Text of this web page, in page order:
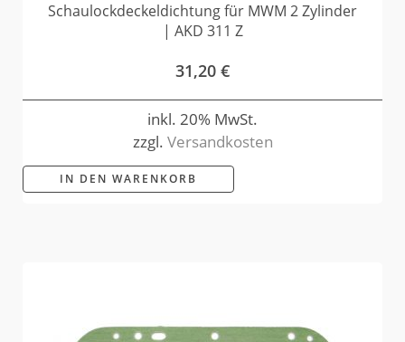
Schaulockdeckeldichtung für MWM 2 Zylinder
| AKD 311 Z
31,20 €
inkl. 20% MwSt.
zzgl. Versandkosten
IN DEN WARENKORB